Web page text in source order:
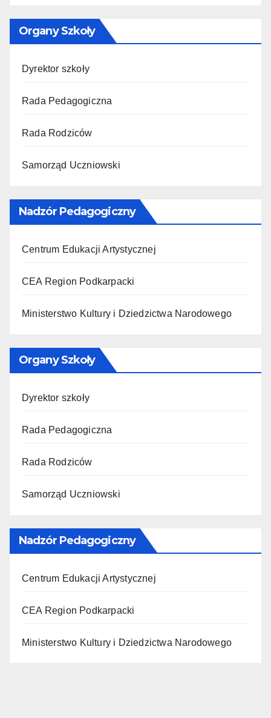
Organy Szkoły
Dyrektor szkoły
Rada Pedagogiczna
Rada Rodziców
Samorząd Uczniowski
Nadzór Pedagogiczny
Centrum Edukacji Artystycznej
CEA Region Podkarpacki
Ministerstwo Kultury i Dziedzictwa Narodowego
Organy Szkoły
Dyrektor szkoły
Rada Pedagogiczna
Rada Rodziców
Samorząd Uczniowski
Nadzór Pedagogiczny
Centrum Edukacji Artystycznej
CEA Region Podkarpacki
Ministerstwo Kultury i Dziedzictwa Narodowego